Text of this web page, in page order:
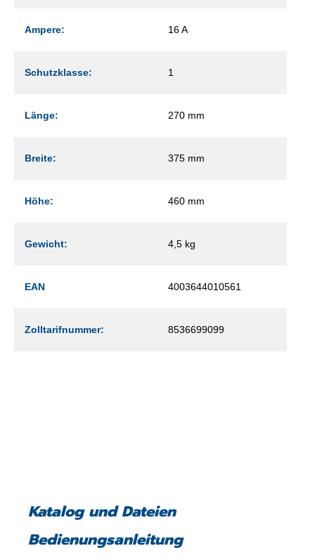
Ampere: 16 A
Schutzklasse: 1
Länge: 270 mm
Breite: 375 mm
Höhe: 460 mm
Gewicht: 4,5 kg
EAN 4003644010561
Zolltarifnummer: 8536699099
Katalog und Dateien
Bedienungsanleitung